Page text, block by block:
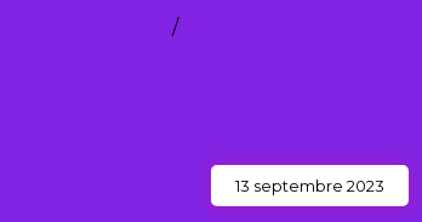
/
13 septembre 2023